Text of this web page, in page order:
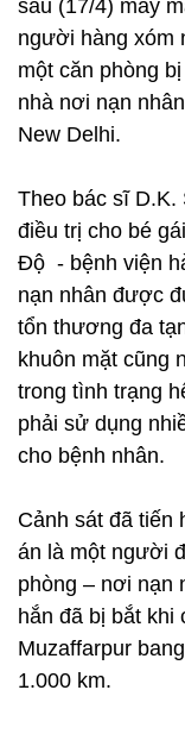
sau (17/4) may
người hàng xóm
một căn phòng
nhà nơi nạn
New Delhi.
Theo bác sĩ D.K.
điều trị cho bé
Độ - bệnh viện
nạn nhân được
tổn thương đa
khuôn mặt cũng
trong tình trạng
phải sử dụng
cho bệnh nhân.
Cảnh sát đã tiến
án là một người
phòng – nơi nạn
hắn đã bị bắt khi
Muzaffarpur
1.000 km.